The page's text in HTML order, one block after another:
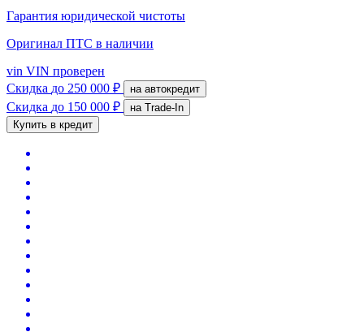
Гарантия юридической чистоты
Оригинал ПТС в наличии
vin VIN проверен
Скидка до 250 000 ₽ на автокредит
Скидка до 150 000 ₽
на Trade-In
Купить в кредит